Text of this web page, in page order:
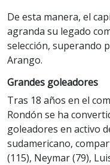
De esta manera, el
agranda su legado
selección, superando
Arango.
Grandes goleadores
Tras 18 años en el
Rondón se ha
goleadores en activo
sudamericano,
(115), Neymar (79),